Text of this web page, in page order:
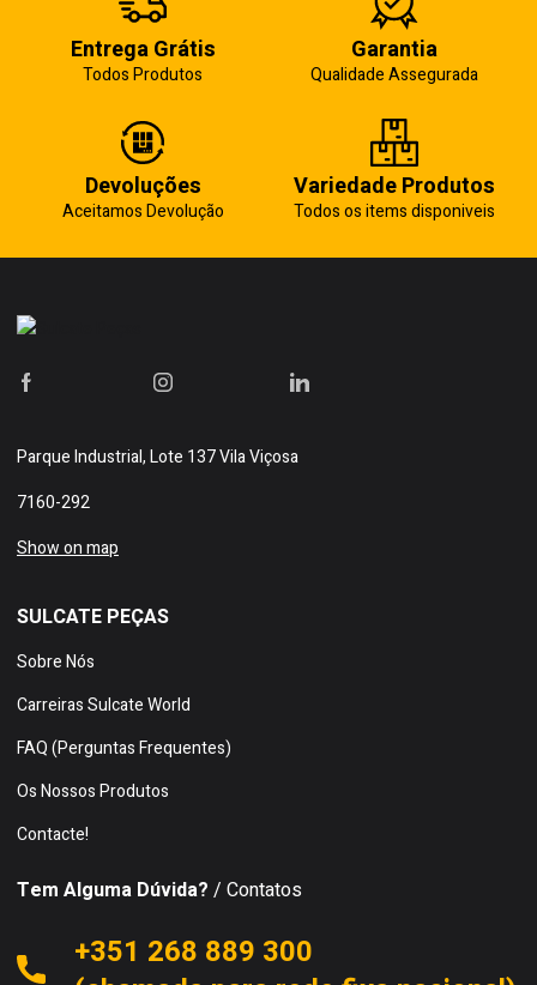
Entrega Grátis
Todos Produtos
Garantia
Qualidade Assegurada
Devoluções
Aceitamos Devolução
Variedade Produtos
Todos os items disponiveis
Parque Industrial, Lote 137 Vila Viçosa
7160-292
Show on map
SULCATE PEÇAS
Sobre Nós
Carreiras Sulcate World
FAQ (Perguntas Frequentes)
Os Nossos Produtos
Contacte!
Tem Alguma Dúvida? / Contatos
+351 268 889 300